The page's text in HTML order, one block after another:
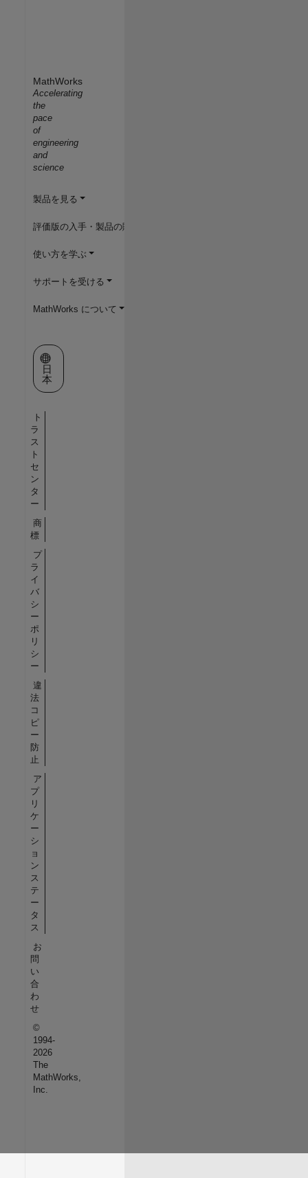
MathWorks
Accelerating
the
pace
of
engineering
and
science
製品を見る
評価版の入手・製品の購入
使い方を学ぶ
サポートを受ける
MathWorks について
Web サイトの選択
日
本
ト
ラ
ス
ト
セ
ン
タ
ー
商
標
プ
ラ
イ
バ
シ
ー
ポ
リ
シ
ー
違
法
コ
ピ
ー
防
止
ア
プ
リ
ケ
ー
シ
ョ
ン
ス
テ
ー
タ
ス
お
問
い
合
わ
せ
©
1994-
2026
The
MathWorks,
Inc.